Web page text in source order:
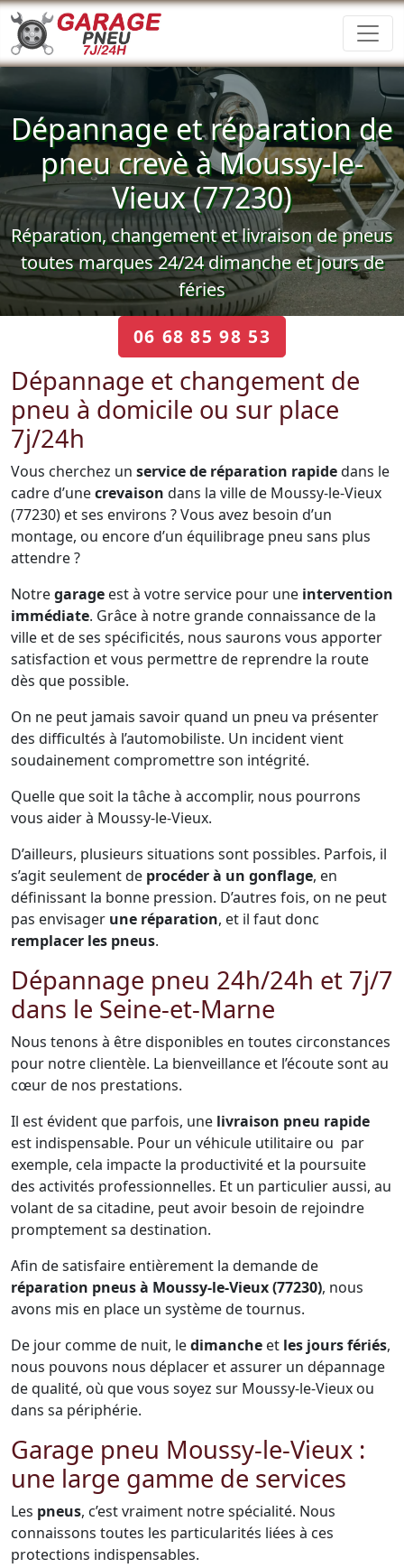
Dépannage et réparation de
pneu crevè à Moussy-le-
Vieux (77230)
Réparation, changement et livraison de pneus
toutes marques 24/24 dimanche et jours de
féries
06 68 85 98 53
Dépannage et changement de
pneu à domicile ou sur place
7j/24h
Vous cherchez un service de réparation rapidedans le
cadre d’unecrevaison dans la ville de Moussy-le-Vieux
(77230) et ses environs ? Vous avez besoin d’un
montage, ou encore d’un équilibrage pneu sans plus
attendre ?
Notregarage est à votre service pour une intervention
immédiate. Grâce à notre grande connaissance de la
ville et de ses spécificités, nous saurons vous apporter
satisfaction et vous permettre de reprendre la route
dès que possible.
On ne peut jamais savoir quand un pneu va présenter
des difficultés à l’automobiliste. Un incident vient
soudainement compromettre son intégrité.
Quelle que soit la tâche à accomplir, nous pourrons
vous aider à Moussy-le-Vieux.
D’ailleurs, plusieurs situations sont possibles. Parfois, il
s’agit seulement de procéder à un gonflage, en
définissant la bonne pression. D’autres fois, on ne peut
pas envisager une réparation, et il faut donc
remplacer les pneus.
Dépannage pneu 24h/24h et 7j/7
dans le Seine-et-Marne
Nous tenons à être disponibles en toutes circonstances
pour notre clientèle. La bienveillance et l’écoute sont au
cœur de nos prestations.
Il est évident que parfois, une livraison pneu rapide
est indispensable. Pour un véhicule utilitaire ou par
exemple, cela impacte la productivité et la poursuite
des activités professionnelles. Et un particulier aussi, au
volant de sa citadine, peut avoir besoin de rejoindre
promptement sa destination.
Afin de satisfaire entièrement la demande de
réparation pneus à Moussy-le-Vieux (77230), nous
avons mis en place un système de tournus.
De jour comme de nuit, ledimanche et les jours fériés,
nous pouvons nous déplacer et assurer un dépannage
de qualité, où que vous soyez sur Moussy-le-Vieux ou
dans sa périphérie.
Garage pneu Moussy-le-Vieux :
une large gamme de services
Les pneus, c’est vraiment notre spécialité. Nous
connaissons toutes les particularités liées à ces
protections indispensables.